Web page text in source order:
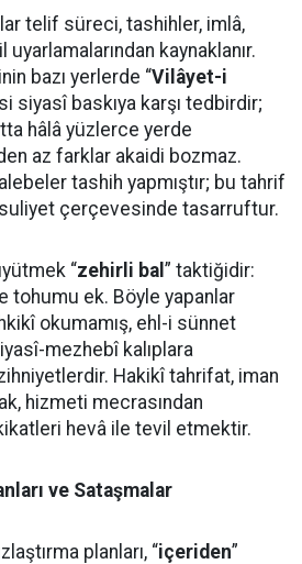
telif süreci, tashihler, imlâ,
kaynaklanır.
bazı yerlerde “Vilâyet-i
siyasî baskıya karşı tedbirdir;
hâlâ yüzlerce yerde
az farklar akaidi bozmaz.
tashih yapmıştır; bu tahrif
çerçevesinde tasarruftur.
“zehirli bal ” taktiğidir:
tohumu ek. Böyle yapanlar
okumamış, ehl-i sünnet
mezhebî kalıplara
zihniyetlerdir. Hakikî tahrifat, iman
hizmeti mecrasından
hevâ ile tevil etmektir.
ve Sataşmalar
planları, “içeriden”